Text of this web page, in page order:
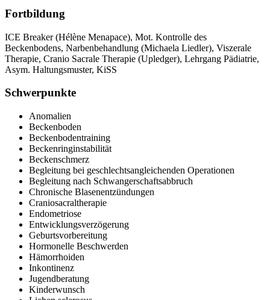
Fortbildung
ICE Breaker (Hélène Menapace), Mot. Kontrolle des
Beckenbodens, Narbenbehandlung (Michaela Liedler), Viszerale
Therapie, Cranio Sacrale Therapie (Upledger), Lehrgang Pädiatrie,
Asym. Haltungsmuster, KiSS
Schwerpunkte
Anomalien
Beckenboden
Beckenbodentraining
Beckenringinstabilität
Beckenschmerz
Begleitung bei geschlechtsangleichenden Operationen
Begleitung nach Schwangerschaftsabbruch
Chronische Blasenentzündungen
Craniosacraltherapie
Endometriose
Entwicklungsverzögerung
Geburtsvorbereitung
Hormonelle Beschwerden
Hämorrhoiden
Inkontinenz
Jugendberatung
Kinderwunsch